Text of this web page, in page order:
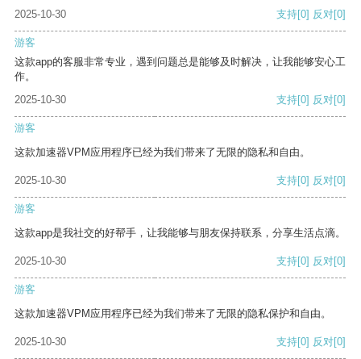
2025-10-30 支持[0] 反对[0]
游客
这款app的客服非常专业，遇到问题总是能够及时解决，让我能够安心工
作。
2025-10-30
支持[0] 反对[0]
游客
这款加速器VPM应用程序已经为我们带来了无限的隐私和自由。
2025-10-30 支持[0] 反对[0]
游客
这款app是我社交的好帮手，让我能够与朋友保持联系，分享生活点滴。
2025-10-30 支持[0] 反对[0]
游客
这款加速器VPM应用程序已经为我们带来了无限的隐私保护和自由。
2025-10-30 支持[0] 反对[0]